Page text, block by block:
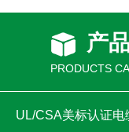
产
PRODUCTS
UL/CSA美标认证电